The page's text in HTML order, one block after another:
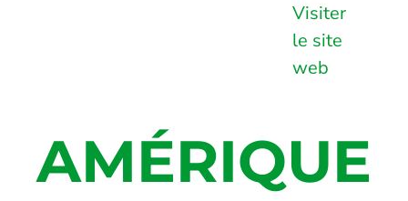
Visiter
le site
web
AMÉRIQUE